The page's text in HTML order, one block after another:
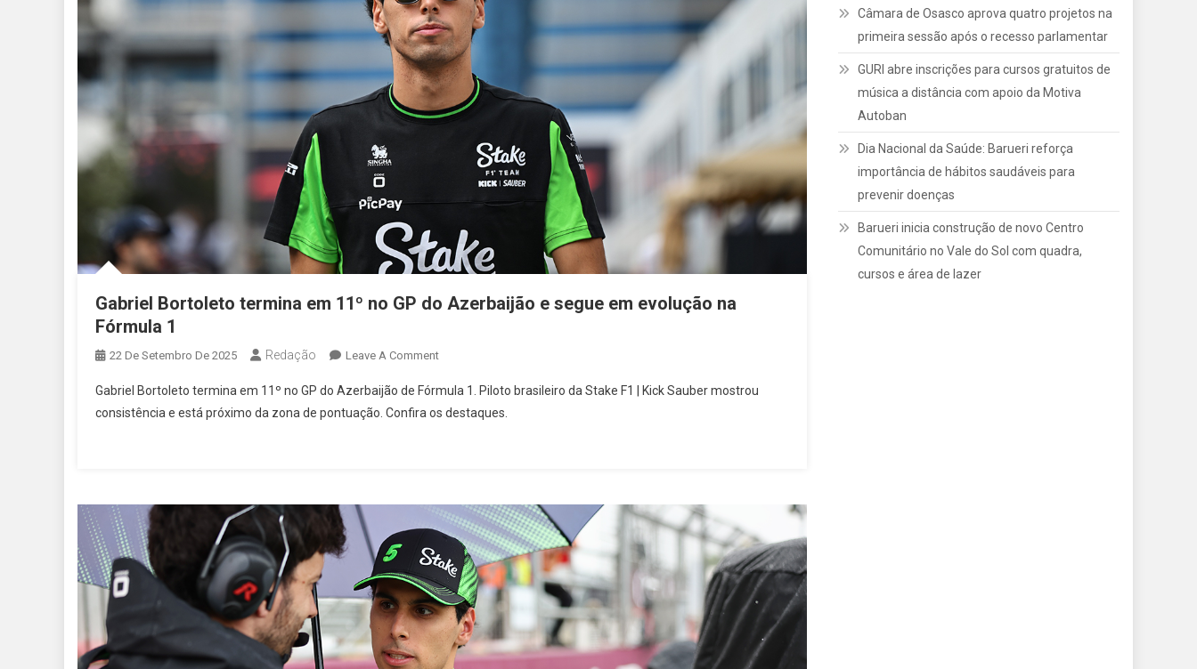
Gabriel Bortoleto termina em 11º no GP do Azerbaijão e segue em evolução na
Fórmula 1
22 De Setembro De 2025 Redação Leave A CommentOn
Bortoleto
Termina
Do
Azerbaijão
E
Segue
Em
Evolução
Na
Fórmula
Gabriel Bortoleto termina em 11º no GP do Azerbaijão de Fórmula 1. Piloto brasileiro da Stake F1 | Kick Sauber mostrou
consistência e está próximo da zona de pontuação. Confira os destaques.
Câmara de Osasco aprova quatro projetos na
primeira sessão após o recesso parlamentar
GURI abre inscrições para cursos gratuitos de
música a distância com apoio da Motiva
Autoban
Dia Nacional da Saúde: Barueri reforça
importância de hábitos saudáveis para
prevenir doenças
Barueri inicia construção de novo Centro
Comunitário no Vale do Sol com quadra,
cursos e área de lazer